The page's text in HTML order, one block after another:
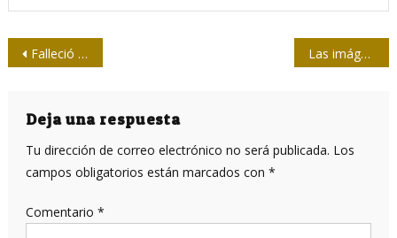
Navegación
entradas
Falleció nuestra compañera Omayda Alonso, directora de Radio Reloj Las imágenes de Irma (y un poco más)
Deja una respuesta
Tu dirección de correo electrónico no será publicada. Los
campos obligatorios están marcados con *
Comentario *